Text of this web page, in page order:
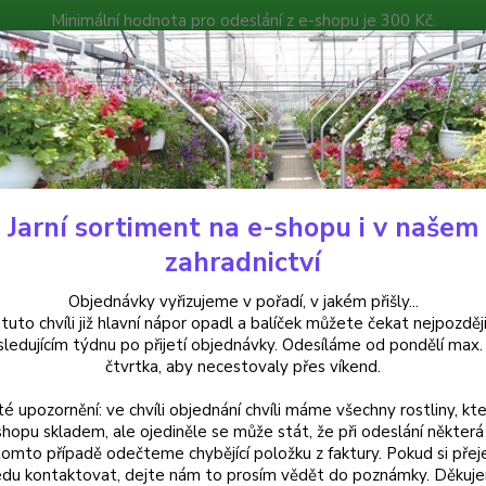
Minimální hodnota pro odeslání z e-shopu je 300 Kč.
můžete čekat nejpozději v následujícím týdnu po přijetí
Poradna Kontakty
Hledat
Bylinky a léčivky Menta pip. Máta Anglická Citaro - 162X
pip. Máta Anglická Citaro -
Máta
Jarní sortiment na e-shopu i v našem
zahradnictví
Objednávky vyřizujeme v pořadí, v jakém přišly...
chvíli již hlavní nápor opadl a balíček můžete čekat
týdnu po přijetí objednávky. Odesíláme od pondělí
čtvrtka, aby necestovaly přes víkend.
upozornění: ve chvíli objednání chvíli máme všechny rostliny,
skladem, ale ojediněle se může stát, že při odeslání některá
případě odečteme chybějící položku z faktury. Pokud si
kontaktovat, dejte nám to prosím vědět do poznámky.